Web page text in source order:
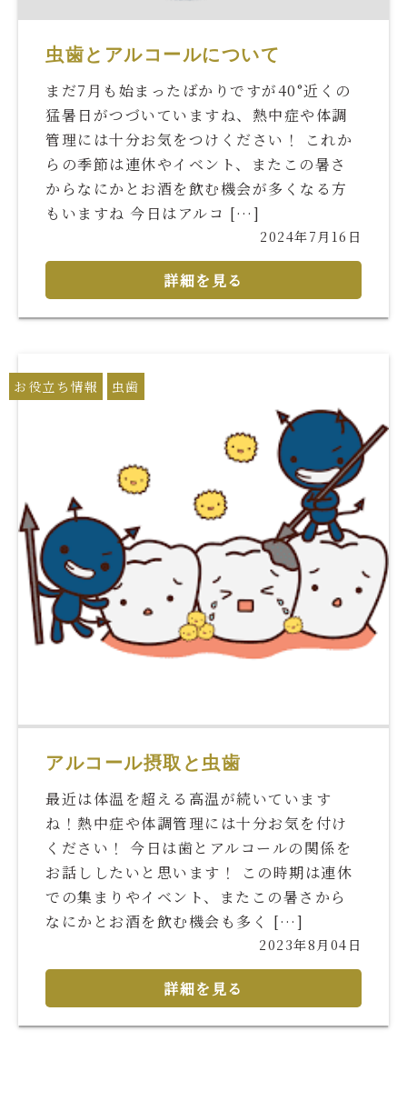
虫歯とアルコールについて
まだ7月も始まったばかりですが40°近くの
猛暑日がつづいていますね、熱中症や体調
管理には十分お気をつけください！ これか
らの季節は連休やイベント、またこの暑さ
からなにかとお酒を飲む機会が多くなる方
もいますね 今日はアルコ […]
2024年7月16日
詳細を見る
アルコール摂取と虫歯
最近は体温を超える高温が続いています
ね！熱中症や体調管理には十分お気を付け
ください！ 今日は歯とアルコールの関係を
お話ししたいと思います！ この時期は連休
での集まりやイベント、またこの暑さから
なにかとお酒を飲む機会も多く […]
2023年8月04日
詳細を見る
お役立ち情報 虫歯